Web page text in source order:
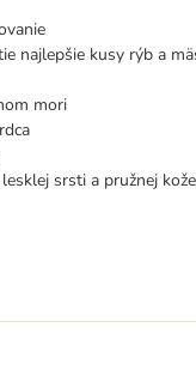
najlepšie kusy rýb a
mori
srsti a pružnej kože